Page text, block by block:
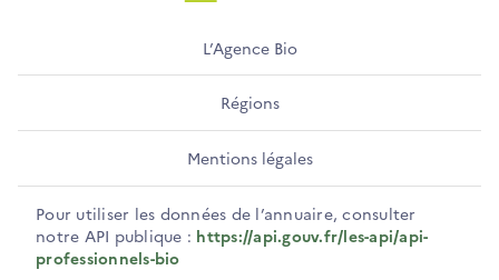
L’Agence Bio
Régions
Mentions légales
Pour utiliser les données de l’annuaire, consulter
notre API publique : https://api.gouv.fr/les-api/api-
professionnels-bio